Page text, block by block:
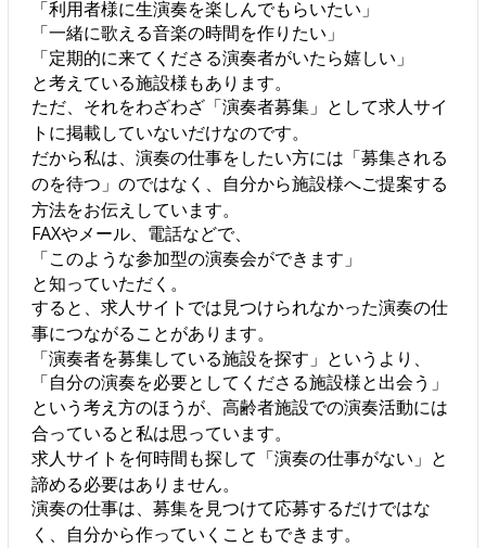
「利用者様に生演奏を楽しんでもらいたい」
「一緒に歌える音楽の時間を作りたい」
「定期的に来てくださる演奏者がいたら嬉しい」
と考えている施設様もあります。
ただ、それをわざわざ「演奏者募集」として求人サイ
トに掲載していないだけなのです。
だから私は、演奏の仕事をしたい方には「募集される
のを待つ」のではなく、自分から施設様へご提案する
方法をお伝えしています。
FAXやメール、電話などで、
「このような参加型の演奏会ができます」
と知っていただく。
すると、求人サイトでは見つけられなかった演奏の仕
事につながることがあります。
「演奏者を募集している施設を探す」というより、
「自分の演奏を必要としてくださる施設様と出会う」
という考え方のほうが、高齢者施設での演奏活動には
合っていると私は思っています。
求人サイトを何時間も探して「演奏の仕事がない」と
諦める必要はありません。
演奏の仕事は、募集を見つけて応募するだけではな
く、自分から作っていくこともできます。